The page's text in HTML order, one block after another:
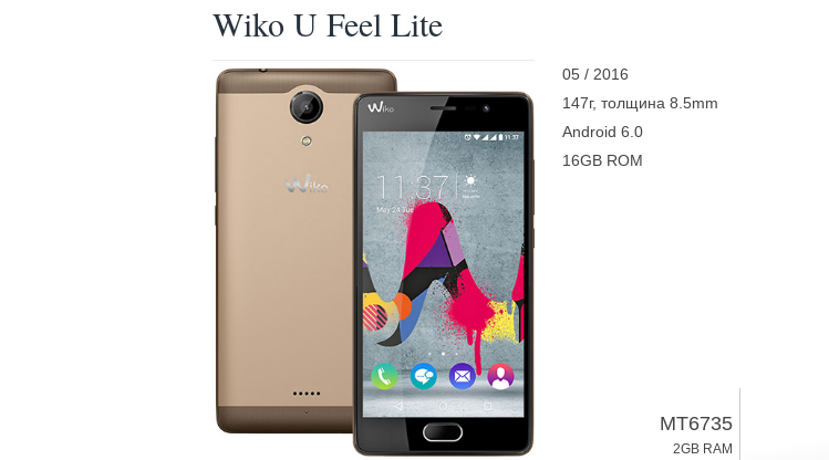
Wiko U Feel Lite
05 / 2016
147г, толщина 8.5mm
Android 6.0
16GB ROM
MT6735
2GB RAM